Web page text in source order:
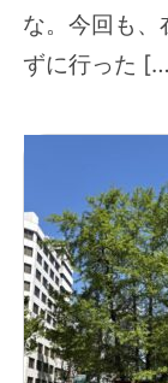
な。今回も
ずに行った